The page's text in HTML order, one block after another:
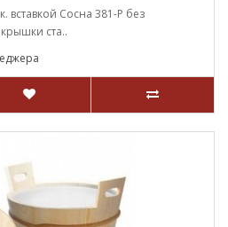
вставкой Сосна 381-P без
ста..